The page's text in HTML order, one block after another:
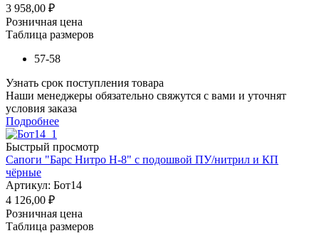
3 958,00 ₽
Розничная цена
Таблица размеров
57-58
Узнать срок поступления товара
Наши менеджеры обязательно свяжутся с вами и уточнят
условия заказа
Подробнее
Быстрый просмотр
Сапоги "Барс Нитро Н-8" с подошвой ПУ/нитрил и КП
чёрные
Артикул: Бот14
4 126,00 ₽
Розничная цена
Таблица размеров